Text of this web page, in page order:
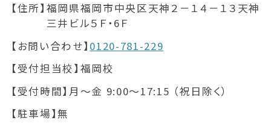
【住所】 福岡県福岡市中央区天神２－１４－１３天神
三井ビル５Ｆ・6Ｆ
【お問い合わせ】 0120-781-229
【受付担当校】 福岡校
【受付時間】 月～金 9:00～17:15 （祝日除く）
【駐車場】無